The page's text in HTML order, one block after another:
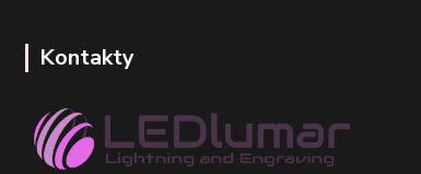
Kontakty